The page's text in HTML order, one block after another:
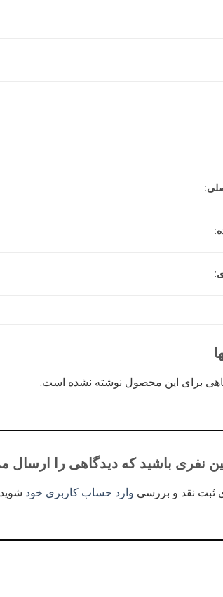
برای این محصول نوشته نشده است.
نفری باشید که دیدگاهی را ارسال می کنید
ثبت نقد و بررسی وارد حساب کاربری خود